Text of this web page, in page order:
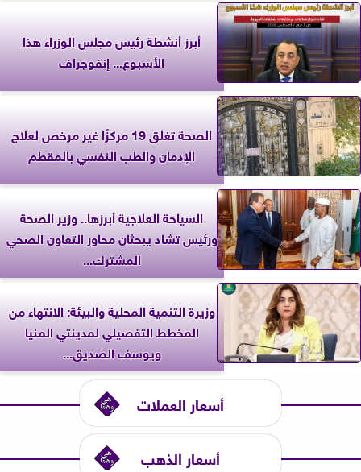
أبرز أنشطة رئيس مجلس الوزراء هذا
الأسبوع... إنفوجراف
الصحة تغلق 19 مركزًا غير مرخص لعلاج
الإدمان والطب النفسي بالمقطم
السياحة العلاجية أبرزها.. وزير الصحة
ورئيس تشاد يبحثان محاور التعاون الصحي
المشترك...
وزيرة التنمية المحلية والبيئة: الانتهاء من
المخطط التفصيلي لمدينتي المنيا
ويوسف الصديق...
أسعار العملات
أسعار الذهب